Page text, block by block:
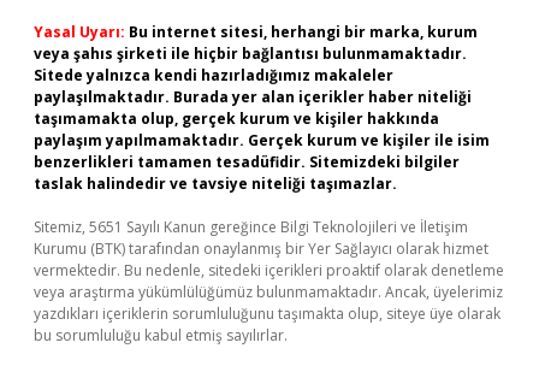
Yasal Uyarı: Bu internet sitesi, herhangi bir marka, kurum
veya şahıs şirketi ile hiçbir bağlantısı bulunmamaktadır.
Sitede yalnızca kendi hazırladığımız makaleler
paylaşılmaktadır. Burada yer alan içerikler haber niteliği
taşımamakta olup, gerçek kurum ve kişiler hakkında
paylaşım yapılmamaktadır. Gerçek kurum ve kişiler ile isim
benzerlikleri tamamen tesadüfidir. Sitemizdeki bilgiler
taslak halindedir ve tavsiye niteliği taşımazlar.
Sitemiz, 5651 Sayılı Kanun gereğince Bilgi Teknolojileri ve İletişim
Kurumu (BTK) tarafından onaylanmış bir Yer Sağlayıcı olarak hizmet
vermektedir. Bu nedenle, sitedeki içerikleri proaktif olarak denetleme
veya araştırma yükümlülüğümüz bulunmamaktadır. Ancak, üyelerimiz
yazdıkları içeriklerin sorumluluğunu taşımakta olup, siteye üye olarak
bu sorumluluğu kabul etmiş sayılırlar.